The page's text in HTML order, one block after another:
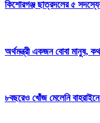
কিশোরগঞ্জ ছাত্রদলের ৫
অর্থমন্ত্রী একজন বোবা মানুষ,
৮বছরেও খোঁজ মেলেনি